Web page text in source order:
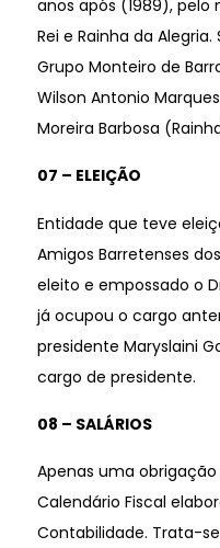
anos após (1989),
Rei e Rainha da
Grupo Monteiro de
Wilson Antonio
Moreira Barbosa
07 – ELEIÇÃO
Entidade que teve
Amigos Barretenses
eleito e empossado o
já ocupou o cargo
presidente Maryslaini
cargo de presidente.
08 – SALÁRIOS
Apenas uma
Calendário Fiscal
Contabilidade. Trata-